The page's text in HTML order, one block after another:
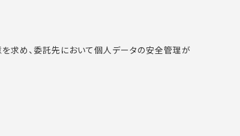
求め、委託先において個人データの安全管理が